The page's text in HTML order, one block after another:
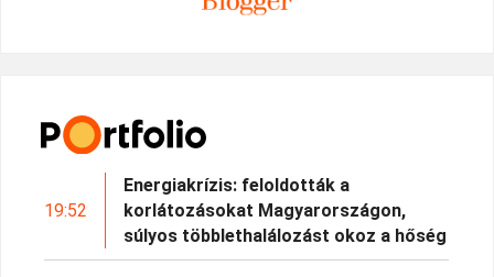
19:52
Energiakrízis: feloldották a
korlátozásokat Magyarországon,
súlyos többlethalálozást okoz a hőség